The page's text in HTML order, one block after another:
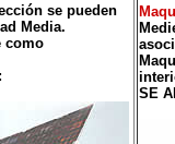
se pueden
Media.
como
SE